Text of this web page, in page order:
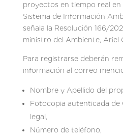
proyectos en tiempo real en
Sistema de Información
señala la Resolución 166/
ministro del Ambiente, Ariel
Para registrarse deberán
información al correo
Nombre y Apellido del
Fotocopia autenticada de
legal,
Número de teléfono,